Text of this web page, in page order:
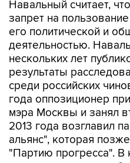
его политической и
деятельностью.
нескольких лет
результаты
среди российских
года оппозиционер
мэра Москвы и занял
2013 года возглавил
альянс", которая
"Партию прогресса". В
года политическое
регистрацию.